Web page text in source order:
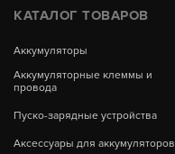
КАТАЛОГ ТОВАРОВ
Аккумуляторы
Аккумуляторные клеммы и
провода
Пуско-зарядные устройства
Аксессуары для аккумуляторов